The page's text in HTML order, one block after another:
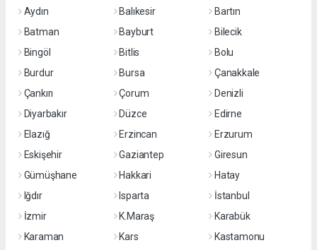
Aydın
Balıkesir
Bartın
Batman
Bayburt
Bilecik
Bingöl
Bitlis
Bolu
Burdur
Bursa
Çanakkale
Çankırı
Çorum
Denizli
Diyarbakır
Düzce
Edirne
Elazığ
Erzincan
Erzurum
Eskişehir
Gaziantep
Giresun
Gümüşhane
Hakkari
Hatay
Iğdır
Isparta
İstanbul
İzmir
K.Maraş
Karabük
Karaman
Kars
Kastamonu